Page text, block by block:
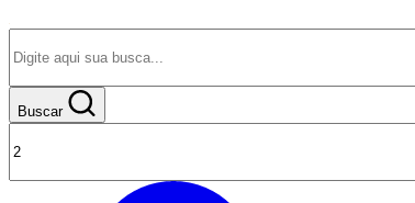
Buscar